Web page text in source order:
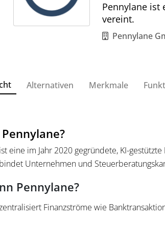
Pennylane ist
vereint.
Pennylane
Alternativen Merkmale
eine im Jahr 2020 gegründete, KI-
Unternehmen und
Pennylane?
Finanzströme wie
die Zusammenarbeit über